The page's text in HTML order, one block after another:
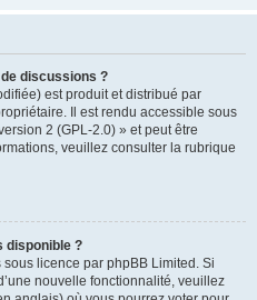
discussions ?
est produit et distribué par
Il est rendu accessible sous
2 (GPL-2.0) » et peut être
veuillez consulter la rubrique
disponible ?
licence par phpBB Limited. Si
nouvelle fonctionnalité, veuillez